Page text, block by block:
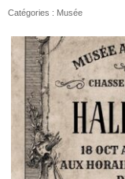
Catégories : Musée